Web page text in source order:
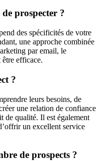
prospecter ?
des spécificités de votre
une approche combinée
par email, le
efficace.
?
leurs besoins, de
une relation de confiance
de qualité. Il est également
un excellent service
de prospects ?